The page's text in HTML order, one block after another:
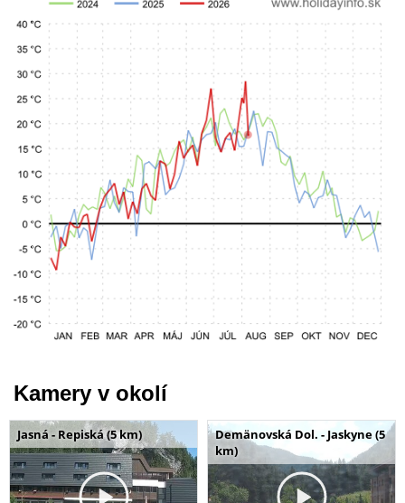
Kamery v okolí
Jasná - Repiská (5 km)
Demänovská Dol. - Jaskyne (5
km)